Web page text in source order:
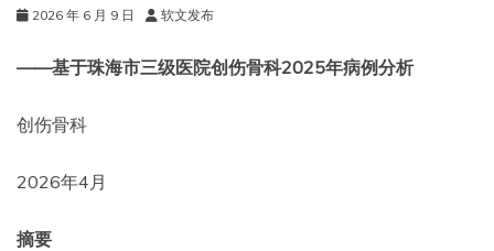
2026 年 6 月 9 日 软文发布
——基于珠海市三级医院创伤骨科2025年病例分析
创伤骨科
2026年4月
摘要